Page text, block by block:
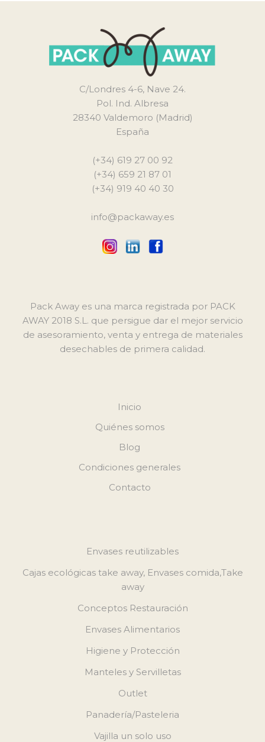
C/Londres 4-6, Nave 24.
Pol. Ind. Albresa
28340 Valdemoro (Madrid)
España
(+34) 619 27 00 92
(+34) 659 21 87 01
(+34) 919 40 40 30
info@packaway.es
Pack Away es una marca registrada por PACK
AWAY 2018 S.L. que persigue dar el mejor servicio
de asesoramiento, venta y entrega de materiales
desechables de primera calidad.
Inicio
Quiénes somos
Blog
Condiciones generales
Contacto
Envases reutilizables
Cajas ecológicas take away, Envases comida,Take
away
Conceptos Restauración
Envases Alimentarios
Higiene y Protección
Manteles y Servilletas
Outlet
Panadería/Pasteleria
Vajilla un solo uso